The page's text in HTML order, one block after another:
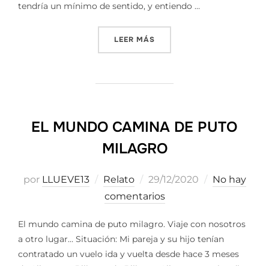
tendría un mínimo de sentido, y entiendo …
LEER MÁS
EL MUNDO CAMINA DE PUTO
MILAGRO
por LLUEVE13 Relato
Publicado
el
29/12/2020
No hay
comentarios
El mundo camina de puto milagro. Viaje con nosotros
a otro lugar… Situación: Mi pareja y su hijo tenían
contratado un vuelo ida y vuelta desde hace 3 meses